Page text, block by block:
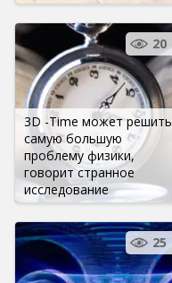
3D -Time может решить
самую большую
проблему физики,
говорит странное
исследование
20
25